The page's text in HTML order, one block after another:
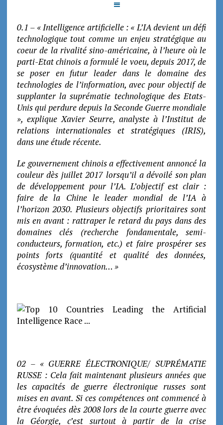
0.1 – « Intelligence artificielle : « L’IA devient un défi
technologique tout comme un enjeu stratégique au
coeur de la rivalité sino-américaine, à l’heure où le
parti-Etat chinois a formulé le voeu, depuis 2017, de
se poser en futur leader dans le domaine des
technologies de l’information, avec pour objectif de
supplanter la suprématie technologique des Etats-
Unis qui perdure depuis la Seconde Guerre mondiale
», explique Xavier Seurre, analyste à l’Institut de
relations internationales et stratégiques (IRIS),
dans une étude récente.
Le gouvernement chinois a effectivement annoncé la
couleur dès juillet 2017 lorsqu’il a dévoilé son plan
de développement pour l’IA. L’objectif est clair :
faire de la Chine le leader mondial de l’IA à
l’horizon 2030. Plusieurs objectifs prioritaires sont
mis en avant : rattraper le retard du pays dans des
domaines clés (recherche fondamentale, semi-
conducteurs, formation, etc.) et faire prospérer ses
points forts (quantité et qualité des données,
écosystème d’innovation… »
02 – « GUERRE ÉLECTRONIQUE/ SUPRÉMATIE
RUSSE : Cela fait maintenant plusieurs années que
les capacités de guerre électronique russes sont
mises en avant. Si ces compétences ont commencé à
être évoquées dès 2008 lors de la courte guerre avec
la Géorgie, c’est surtout à partir de la crise